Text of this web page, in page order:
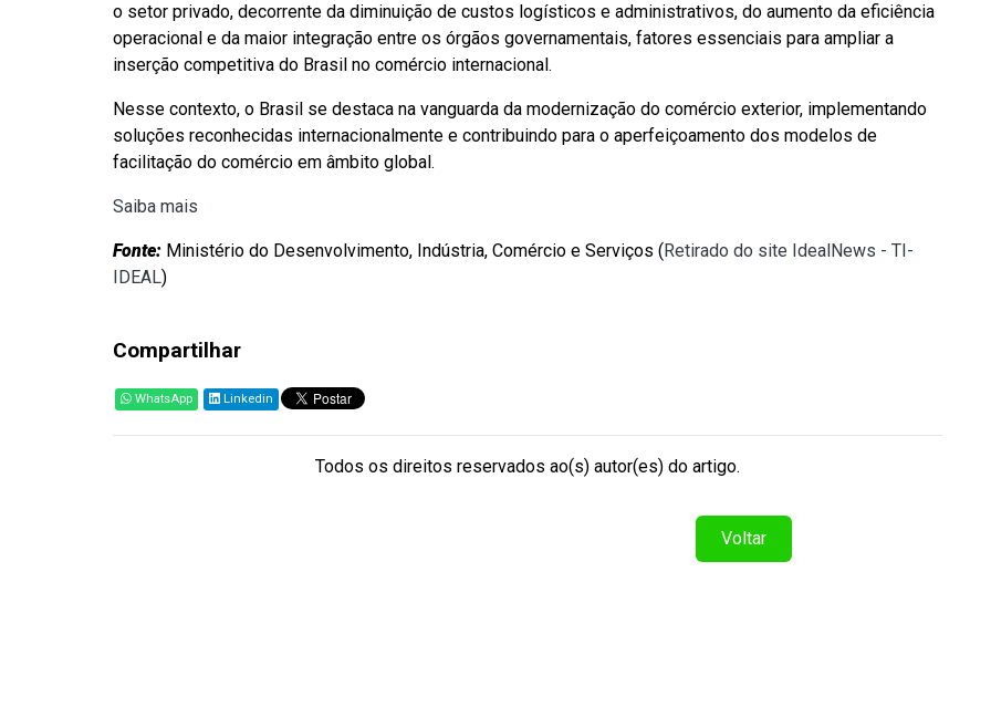
o setor privado, decorrente da diminuição de custos logísticos e administrativos, do aumento da eficiência
operacional e da maior integração entre os órgãos governamentais, fatores essenciais para ampliar a
inserção competitiva do Brasil no comércio internacional.
Nesse contexto, o Brasil se destaca na vanguarda da modernização do comércio exterior, implementando
soluções reconhecidas internacionalmente e contribuindo para o aperfeiçoamento dos modelos de
facilitação do comércio em âmbito global.
Saiba mais
Fonte: Ministério do Desenvolvimento, Indústria, Comércio e Serviços (Retirado do site IdealNews - TI-
IDEAL)
Compartilhar
WhatsApp Linkedin
Todos os direitos reservados ao(s) autor(es) do artigo.
Voltar